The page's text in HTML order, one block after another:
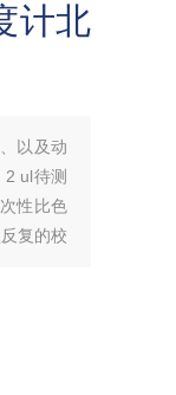
计北
以及动
ul待测
性比色
复的校